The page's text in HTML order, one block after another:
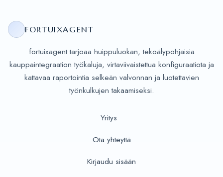
FORTUIXAGENT
fortuixagent tarjoaa huippuluokan, tekoälypohjaisia
kauppaintegraation työkaluja, virtaviivaistettua konfiguraatiota ja
kattavaa raportointia selkeän valvonnan ja luotettavien
työnkulkujen takaamiseksi.
Yritys
Ota yhteyttä
Kirjaudu sisään